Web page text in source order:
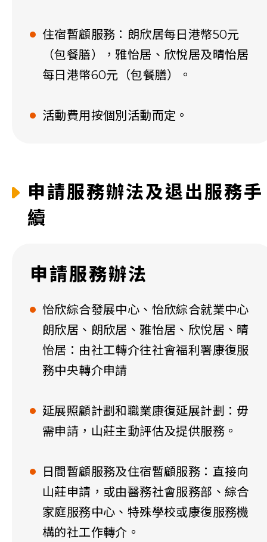
住宿暫顧服務：朗欣居每日港幣50元
（包餐膳），雅怡居、欣悅居及晴怡居
每日港幣60元（包餐膳）。
活動費用按個別活動而定。
申請服務辦法及退出服務手
續
申請服務辦法
怡欣綜合發展中心、怡欣綜合就業中心
朗欣居、朗欣居、雅怡居、欣悅居、晴
怡居：由社工轉介往社會福利署康復服
務中央轉介申請
延展照顧計劃和職業康復延展計劃：毋
需申請，山莊主動評估及提供服務。
日間暫顧服務及住宿暫顧服務：直接向
山莊申請，或由醫務社會服務部、綜合
家庭服務中心、特殊學校或康復服務機
構的社工作轉介。